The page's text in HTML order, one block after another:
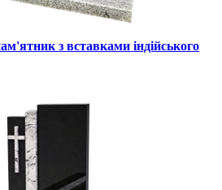
з вставками індійського